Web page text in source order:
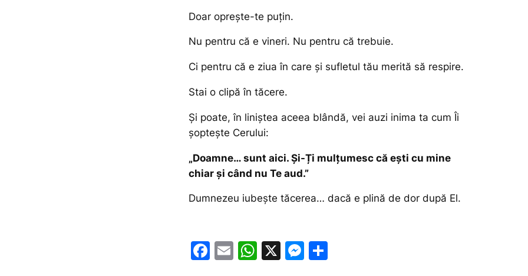
Doar oprește-te puțin.
Nu pentru că e vineri. Nu pentru că trebuie.
Ci pentru că e ziua în care și sufletul tău merită să respire.
Stai o clipă în tăcere.
Și poate, în liniștea aceea blândă, vei auzi inima ta cum Îi
șoptește Cerului:
„Doamne… sunt aici. Și-Ți mulțumesc că ești cu mine
chiar și când nu Te aud.”
Dumnezeu iubește tăcerea… dacă e plină de dor după El.
F
E
W X
M